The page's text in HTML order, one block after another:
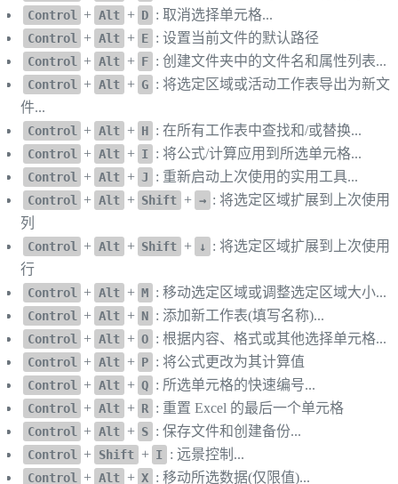
Control + Alt + D : 取消选择单元格...
Control + Alt + E : 设置当前文件的默认路径
Control + Alt + F : 创建文件夹中的文件名和属性列表...
Control + Alt + G : 将选定区域或活动工作表导出为新文
件...
Control + Alt + H : 在所有工作表中查找和/或替换...
Control + Alt + I : 将公式/计算应用到所选单元格...
Control + Alt + J : 重新启动上次使用的实用工具...
Control + Alt + Shift + → : 将选定区域扩展到上次使用
列
Control + Alt + Shift + ↓ : 将选定区域扩展到上次使用
行
Control + Alt + M : 移动选定区域或调整选定区域大小...
Control + Alt + N : 添加新工作表(填写名称)...
Control + Alt + O : 根据内容、格式或其他选择单元格...
Control + Alt + P : 将公式更改为其计算值
Control + Alt + Q : 所选单元格的快速编号...
Control + Alt + R : 重置 Excel 的最后一个单元格
Control + Alt + S : 保存文件和创建备份...
Control + Shift + I : 远景控制...
Control + Alt + X : 移动所选数据(仅限值)...